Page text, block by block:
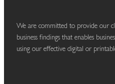
We are committed to provide our
business findings that enables
using our effective digital or